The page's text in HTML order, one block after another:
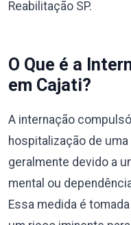
Reabilitação SP.
O Que é a
em Cajati?
A internação
hospitalização de
geralmente devido a
mental ou
Essa medida é